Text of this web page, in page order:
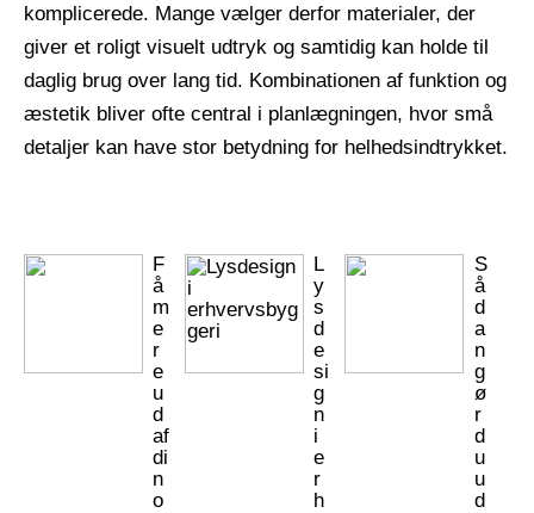
komplicerede. Mange vælger derfor materialer, der
giver et roligt visuelt udtryk og samtidig kan holde til
daglig brug over lang tid. Kombinationen af funktion og
æstetik bliver ofte central i planlægningen, hvor små
detaljer kan have stor betydning for helhedsindtrykket.
F
å
m
e
r
e
u
d
af
di
n
o
L
y
s
d
e
si
g
n
i
e
r
h
S
å
d
a
n
g
ø
r
d
u
u
d